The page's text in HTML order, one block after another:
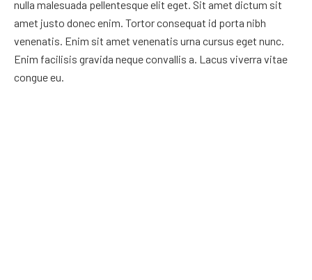
nulla malesuada pellentesque elit eget. Sit amet dictum sit
amet justo donec enim. Tortor consequat id porta nibh
venenatis. Enim sit amet venenatis urna cursus eget nunc.
Enim facilisis gravida neque convallis a. Lacus viverra vitae
congue eu.